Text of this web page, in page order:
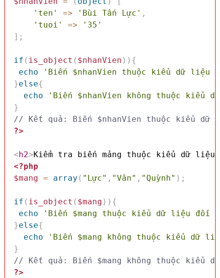
'ten'
=> 'Bùi Tấn Lực' ,
'tuoi'
=>
'35'
] ;
if ( is_object ( $nhanVien ) ) {
echo
'Biến $nhanVien thuộc kiểu dữ liệu
}else{
echo
'Biến $nhanVien không thuộc
}
// Kết quả: Biến $nhanVien thuộc kiểu
?>
<h2>Kiểm tra biến mảng thuộc kiểu dữ
<?php
$mang = array ( "Lực" , "Vân" , "Quỳnh" ) ;
if ( is_object ( $mang ) ) {
echo
'Biến $mang thuộc kiểu dữ liệu đối
}else{
echo
'Biến $mang không thuộc kiểu dữ
}
// Kết quả: Biến $mang không thuộc kiểu
?>